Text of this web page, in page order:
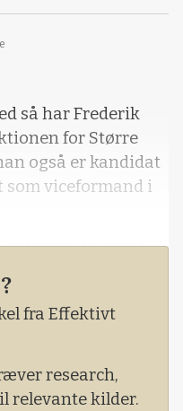
så har Frederik
for Større
også er kandidat
viceformand i
i skrivende stund
på fire personer.
for Sektionen
dengang hed
fra Effektivt
research,
relevante kilder.